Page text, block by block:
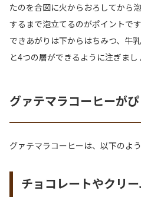
たのを合図に火からおろしてから
するまで泡立てるのがポイントです
できあがりは下からはちみつ、牛
と4つの層ができるように注ぎまし
グァテマラコーヒーが
グァテマラコーヒーは、以下のよ
チョコレートやクリ